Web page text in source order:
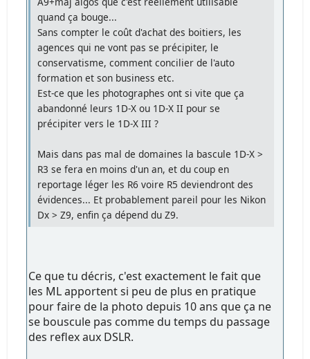
quand ça bouge...
Sans compter le coût d'achat des boitiers, les
agences qui ne vont pas se précipiter, le
conservatisme, comment concilier de l'auto
formation et son business etc.
Est-ce que les photographes ont si vite que ça
abandonné leurs 1D-X ou 1D-X II pour se
précipiter vers le 1D-X III ?
Mais dans pas mal de domaines la bascule 1D-X >
R3 se fera en moins d'un an, et du coup en
reportage léger les R6 voire R5 deviendront des
évidences... Et probablement pareil pour les Nikon
Dx > Z9, enfin ça dépend du Z9.
Ce que tu décris, c'est exactement le fait que
les ML apportent si peu de plus en pratique
pour faire de la photo depuis 10 ans que ça ne
se bouscule pas comme du temps du passage
des reflex aux DSLR.